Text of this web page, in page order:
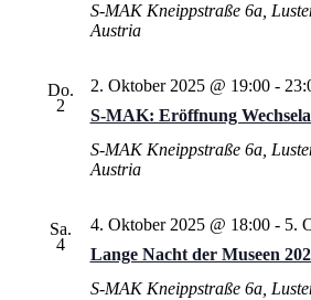
S-MAK Kneippstraße 6a,
Austria
Do.
2
S‑MAK: Eröffnung
2. Oktober 2025 @ 19:00-
S-MAK Kneippstraße 6a,
Austria
Sa.
4
Lange Nacht der Museen
4. Oktober 2025 @ 18:00- 5.
S-MAK Kneippstraße 6a,